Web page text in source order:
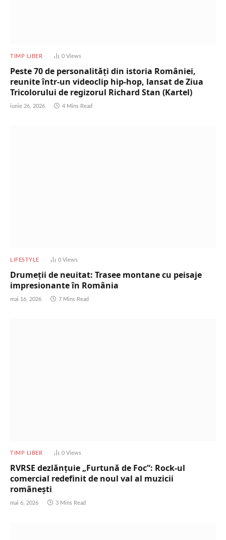
TIMP LIBER 0 Views
Peste 70 de personalități din istoria României,
reunite într-un videoclip hip-hop, lansat de Ziua
Tricolorului de regizorul Richard Stan (Kartel)
iunie 26, 2026 4 Mins Read
LIFESTYLE 0 Views
Drumeții de neuitat: Trasee montane cu peisaje
impresionante în România
mai 16, 2026 7 Mins Read
TIMP LIBER 0 Views
RVRSE dezlănțuie „Furtună de Foc”: Rock-ul
comercial redefinit de noul val al muzicii
românești
mai 6, 2026 3 Mins Read